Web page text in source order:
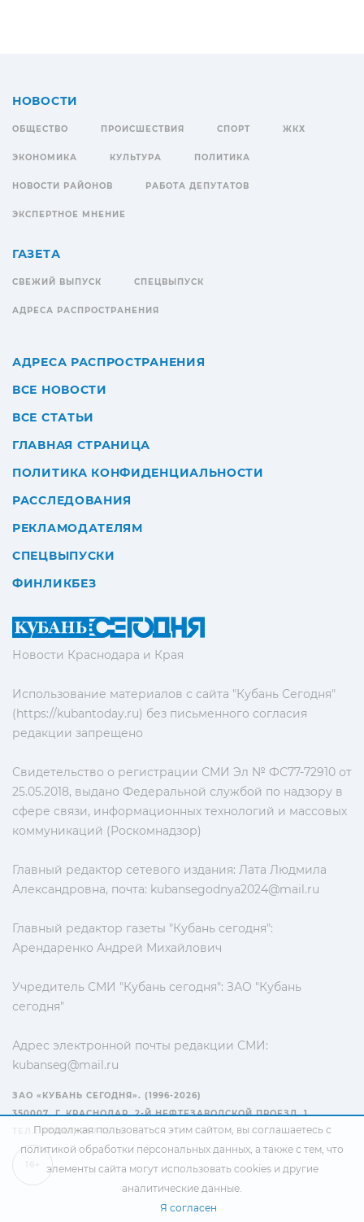
Новости Краснодара и Края
Использование материалов с сайта "Кубань Сегодня"
(https://kubantoday.ru) без письменного согласия
редакции запрещено
Свидетельство о регистрации СМИ Эл № ФС77-72910 от
25.05.2018, выдано Федеральной службой по надзору в
сфере связи, информационных технологий и массовых
коммуникаций (Роскомнадзор)
Главный редактор сетевого издания: Лата Людмила
Александровна, почта: kubansegodnya2024@mail.ru
Главный редактор газеты "Кубань сегодня":
Арендаренко Андрей Михайлович
Учредитель СМИ "Кубань сегодня": ЗАО "Кубань
сегодня"
Адрес электронной почты редакции СМИ:
kubanseg@mail.ru
НОВОСТИ
ОБЩЕСТВО ПРОИСШЕСТВИЯ СПОРТ ЖКХ
ЭКОНОМИКА КУЛЬТУРА ПОЛИТИКА
НОВОСТИ РАЙОНОВ РАБОТА ДЕПУТАТОВ
ЭКСПЕРТНОЕ МНЕНИЕ
ГАЗЕТА
СВЕЖИЙ ВЫПУСК СПЕЦВЫПУСК
АДРЕСА РАСПРОСТРАНЕНИЯ
АДРЕСА РАСПРОСТРАНЕНИЯ
ВСЕ НОВОСТИ
ВСЕ СТАТЬИ
ГЛАВНАЯ СТРАНИЦА
ПОЛИТИКА КОНФИДЕНЦИАЛЬНОСТИ
РАССЛЕДОВАНИЯ
РЕКЛАМОДАТЕЛЯМ
СПЕЦВЫПУСКИ
ФИНЛИКБЕЗ
ЗАО «КУБАНЬ СЕГОДНЯ». (1996-2026)
350007, Г. КРАСНОДАР, 2-Й НЕФТЕЗАВОДСКОЙ ПРОЕЗД, 1
ТЕЛ.: +7(861) 267-15-15
Продолжая пользоваться этим сайтом, вы соглашаетесь с
политикой обработки персональных данных, а также с тем, что
элементы сайта могут использовать cookies и другие
аналитические данные.
Я согласен